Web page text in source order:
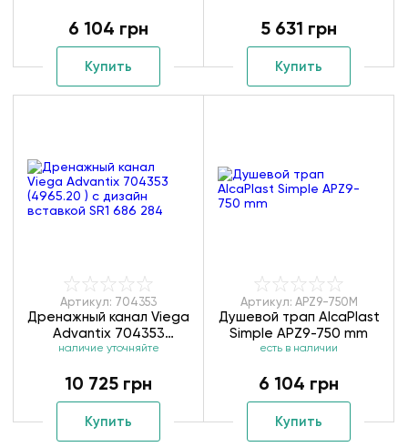
6 104 грн
Купить
5 631 грн
Купить
Артикул: 704353
Дренажный канал Viega
Advantix 704353
(4965.20 ) с дизайн
наличие уточняйте
10 725 грн
Купить
Артикул: APZ9-750M
Душевой трап AlcaPlast
Simple APZ9-750 mm
есть в наличии
6 104 грн
Купить